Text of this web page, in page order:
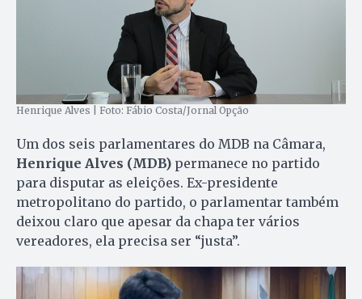
Henrique Alves | Foto: Fábio Costa/Jornal Opção
Um dos seis parlamentares do MDB na Câmara,
Henrique Alves (MDB) permanece no partido
para disputar as eleições. Ex-presidente
metropolitano do partido, o parlamentar também
deixou claro que apesar da chapa ter vários
vereadores, ela precisa ser “justa”.